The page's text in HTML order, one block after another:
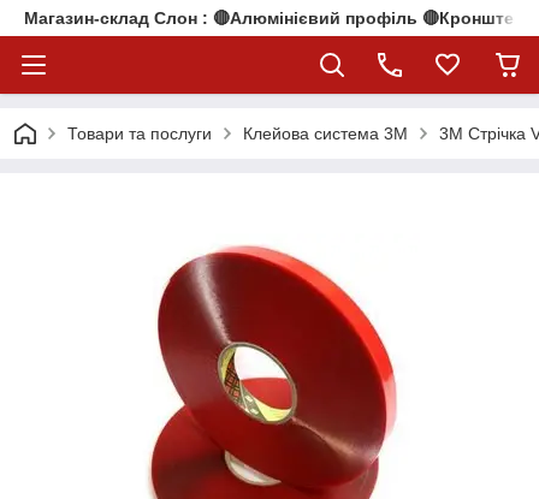
Магазин-склад Слон : 🔴Алюмінієвий профіль
Товари та послуги Клейова система 3M 3М Стрічка